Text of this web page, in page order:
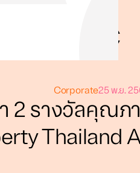
Corporate25 พ.ย.
2 รางวัลคุณภ
Thailand